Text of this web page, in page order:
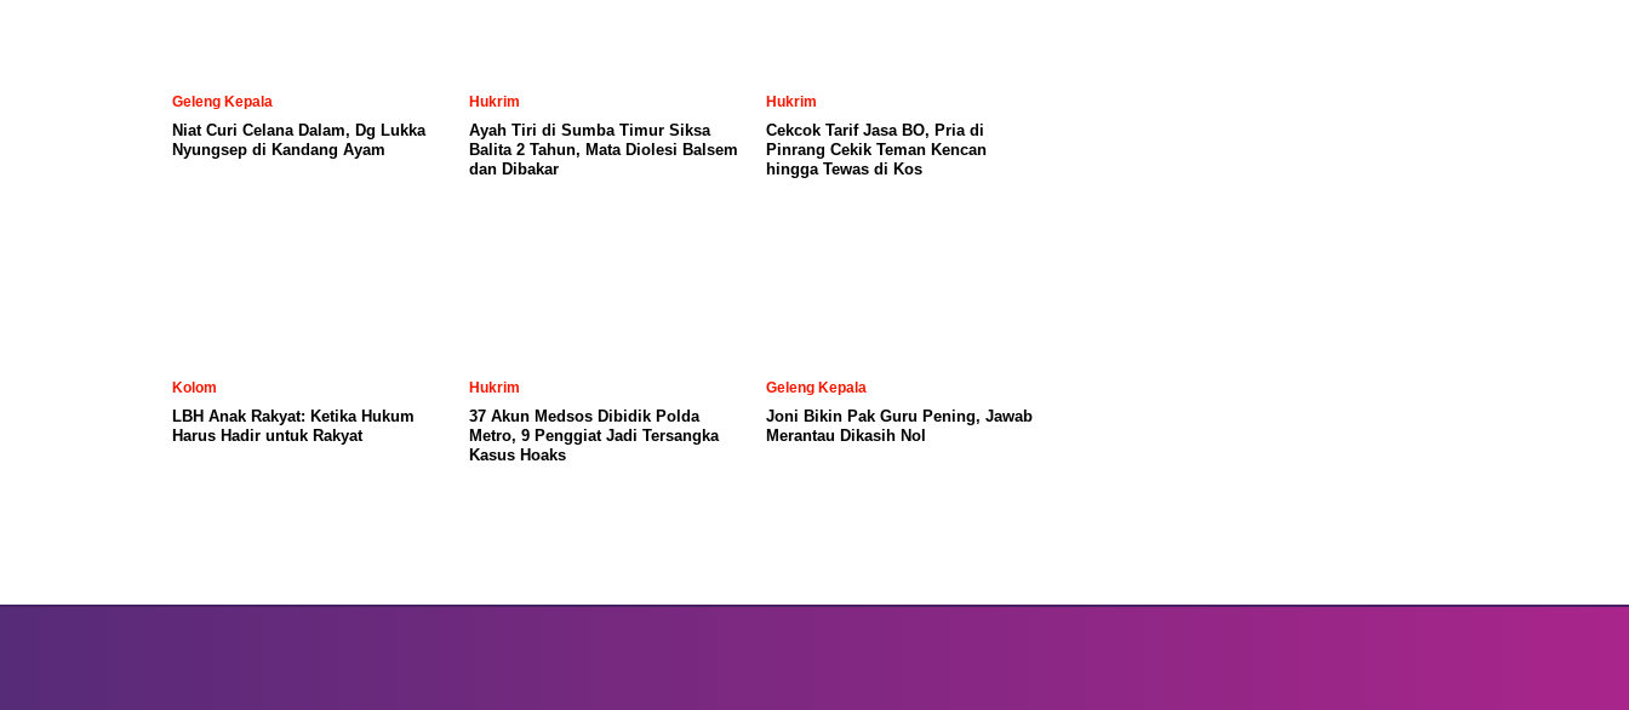
Geleng Kepala
Niat Curi Celana Dalam, Dg Lukka
Nyungsep di Kandang Ayam
Hukrim
Ayah Tiri di Sumba Timur Siksa
Balita 2 Tahun, Mata Diolesi Balsem
dan Dibakar
Hukrim
Cekcok Tarif Jasa BO, Pria di
Pinrang Cekik Teman Kencan
hingga Tewas di Kos
Kolom
LBH Anak Rakyat: Ketika Hukum
Harus Hadir untuk Rakyat
Hukrim
37 Akun Medsos Dibidik Polda
Metro, 9 Penggiat Jadi Tersangka
Kasus Hoaks
Geleng Kepala
Joni Bikin Pak Guru Pening, Jawab
Merantau Dikasih Nol